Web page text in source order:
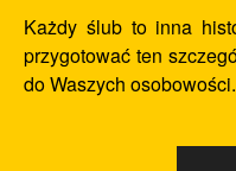
Każdy ślub to inna
przygotować ten
do Waszych osobowości.